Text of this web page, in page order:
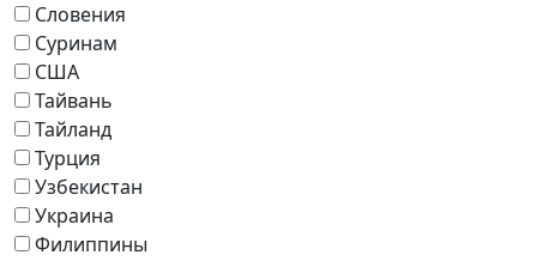
Словения
Суринам
США
Тайвань
Тайланд
Турция
Узбекистан
Украина
Филиппины